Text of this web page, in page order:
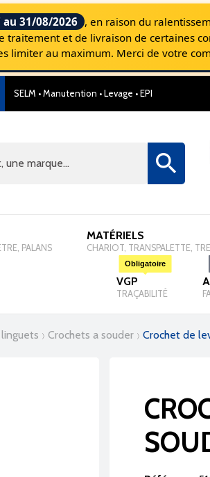
au 31/08/2026 , en raison du
traitement et de livraison de certaines
limiter au maximum. Merci de votre
SELM • Manutention • Levage • EPI

PALANS
MATÉRIELS
CHARIOT, TRANSPALETTE,
VGP
Obligatoire
TRAÇABILITÉ
linguets crochets a souder crochet de